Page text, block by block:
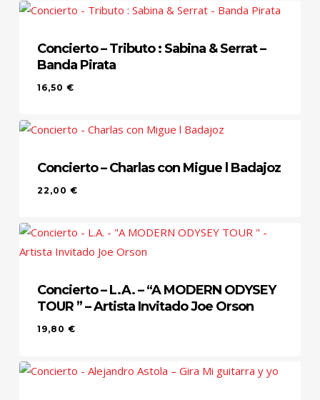
Concierto – Tributo : Sabina & Serrat –
Banda Pirata
16,50 €
Concierto – Charlas con Migue l Badajoz
22,00 €
Concierto – L.A. – “A MODERN ODYSEY
TOUR ” – Artista Invitado Joe Orson
19,80 €